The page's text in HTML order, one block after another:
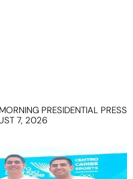
PRESIDENTIAL PRESS
7, 2026